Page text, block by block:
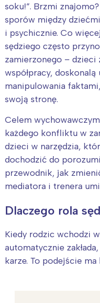
soku!”. Brzmi
sporów między
i psychicznie. Co
sędziego często
zamierzonego – dzieci
współpracy,
manipulowania
swoją stronę.
Celem
każdego konfliktu w
dzieci w narzędzia,
dochodzić do
przewodnik, jak
mediatora i trenera
Dlaczego rola
Kiedy rodzic wchodzi
automatycznie
karze. To podejście